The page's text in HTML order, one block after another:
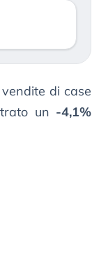
di case
un -4,1%